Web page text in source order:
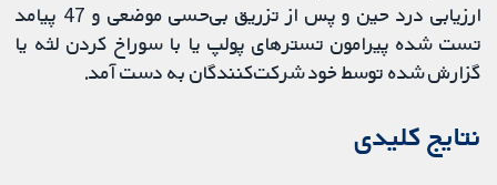
ارزیابی درد حین و پس از تزریق بی‌حسی موضعی و 47 پیامد
تست شده پیرامون تسترهای پولپ یا با سوراخ کردن لثه یا
گزارش شده توسط خود شرکت‌کنندگان به دست آمد.
نتایج کلیدی